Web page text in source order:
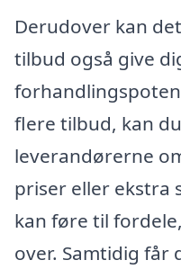
Derudover kan
tilbud også give
flere tilbud, kan
leverandørerne
priser eller ekstra
kan føre til
over. Samtidig får